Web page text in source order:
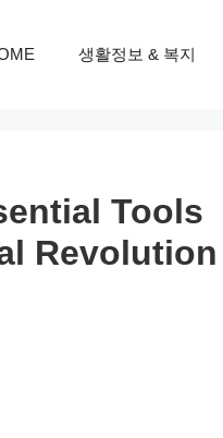
생활정보 & 복지
Tools
Revolution